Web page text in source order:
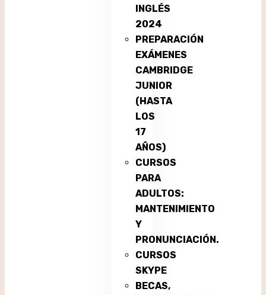
INGLÉS
2024
PREPARACIÓN
EXÁMENES
CAMBRIDGE
JUNIOR
(HASTA
LOS
17
AÑOS)
CURSOS
PARA
ADULTOS:
MANTENIMIENTO
Y
PRONUNCIACIÓN.
CURSOS
SKYPE
BECAS,